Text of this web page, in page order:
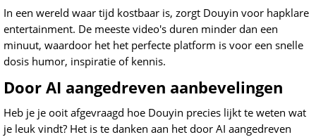
In een wereld waar tijd kostbaar is, zorgt Douyin voor hapklare
entertainment. De meeste video's duren minder dan een
minuut, waardoor het het perfecte platform is voor een snelle
dosis humor, inspiratie of kennis.
Door AI aangedreven aanbevelingen
Heb je je ooit afgevraagd hoe Douyin precies lijkt te weten wat
je leuk vindt? Het is te danken aan het door AI aangedreven